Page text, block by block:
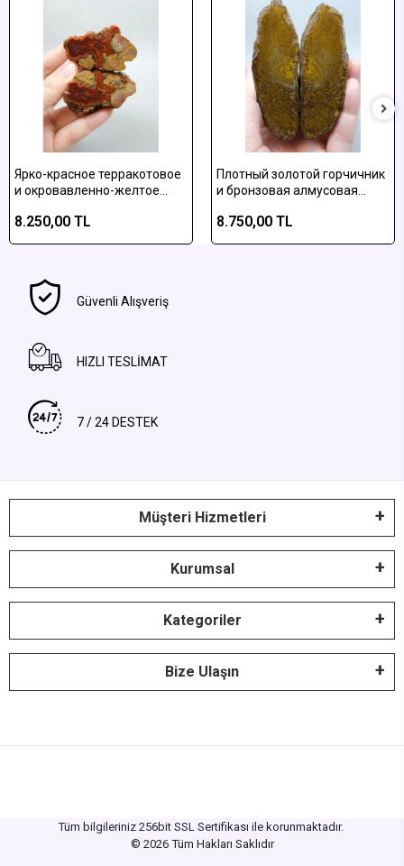
Ярко-красное терракотовое
и окровавленно-желтое
агатное полированное
8.250,00 TL
Плотный золотой горчичник
и бронзовая алмусовая
отполированная пара
8.750,00 TL
Güvenli Alışveriş
HIZLI TESLİMAT
7 / 24 DESTEK
Müşteri Hizmetleri
Kurumsal
Kategoriler
Bize Ulaşın
Tüm bilgileriniz 256bit SSL Sertifikası ile korunmaktadır.
© 2026 Tüm Hakları Saklıdır